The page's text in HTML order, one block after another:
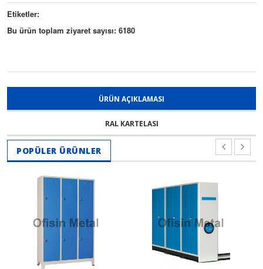
Etiketler:
Bu ürün toplam ziyaret sayısı: 6180
ÜRÜN AÇIKLAMASI
RAL KARTELASI
POPÜLER ÜRÜNLER